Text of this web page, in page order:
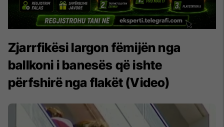
Zjarrfikësi largon fëmijën nga
ballkoni i banesës që ishte
përfshirë nga flakët (Video)